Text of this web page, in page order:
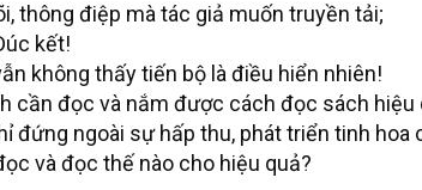
thông điệp mà tác giả muốn truyền tải;
kết!
không thấy tiến bộ là điều hiển nhiên!
cần đọc và nắm được cách đọc sách
đứng ngoài sự hấp thu, phát triển tinh hoa
và đọc thế nào cho hiệu quả?